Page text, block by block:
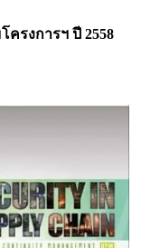
รงการฯ ปี 2558